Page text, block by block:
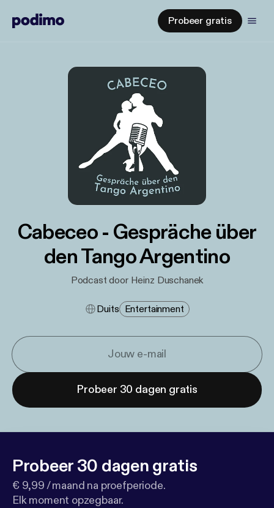
Probeer gratis
Cabeceo - Gespräche über
den Tango Argentino
Podcast door Heinz Duschanek
Duits Entertainment
Probeer 30 dagen gratis
Probeer 30 dagen gratis
€ 9,99 / maand na proefperiode.
Elk moment opzegbaar.